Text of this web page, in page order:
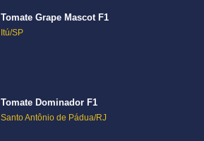
Tomate Grape Mascot F1
Itú/SP
Tomate Dominador F1
Santo Antônio de Pádua/RJ